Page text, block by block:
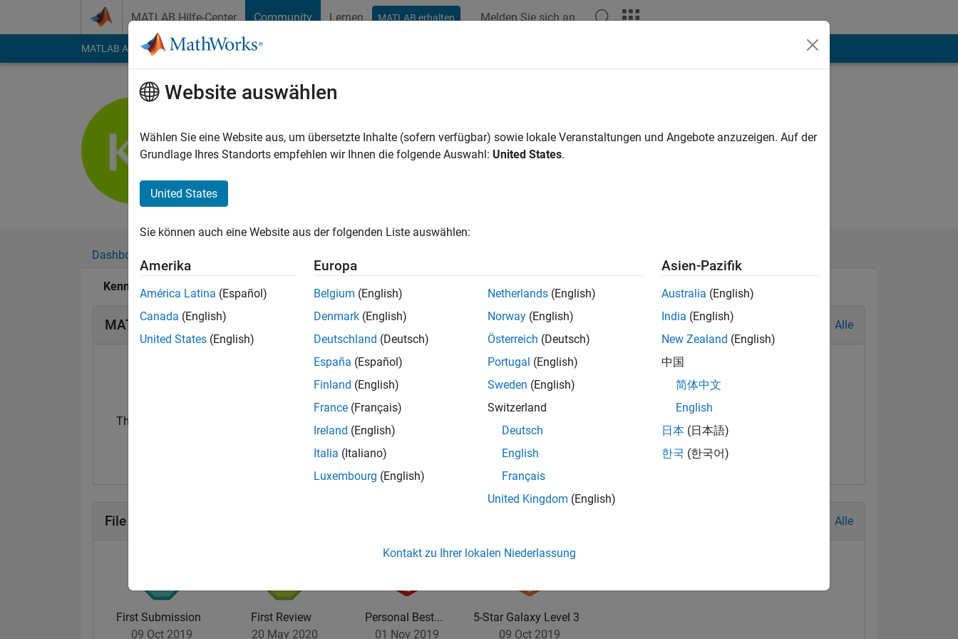
MATLAB Hilfe-Center Community Lernen MATLAB erhalten Melden Sie sich an
MATLAB Answers File Exchange Cody
Last seen: 4 Monate vor|Aktiv seit 2011
Followers:2 Following:0
Dashboard
Kenneth Johnson's Abzeichen
MATLAB Answers Abzeichen Alle
Thankful Level 1
15 Feb 2022
File Exchange Abzeichen Alle
First Submission
09 Oct 2019
First Review
20 May 2020
Personal Best...
01 Nov 2019
5-Star Galaxy Level 3
09 Oct 2019
Website auswählen
Wählen Sie eine Website aus, um übersetzte Inhalte (sofern verfügbar) sowie lokale Veranstaltungen und Angebote anzuzeigen. Auf der
Grundlage Ihres Standorts empfehlen wir Ihnen die folgende Auswahl: United States.
United States
Sie können auch eine Website aus der folgenden Liste auswählen:
Amerika
América Latina (Español)
Canada (English)
United States (English)
Europa
Belgium (English)
Denmark (English)
Deutschland (Deutsch)
España (Español)
Finland (English)
France (Français)
Ireland (English)
Italia (Italiano)
Luxembourg (English)
Netherlands (English)
Norway (English)
Österreich (Deutsch)
Portugal (English)
Sweden (English)
Switzerland
Deutsch
English
Français
United Kingdom (English)
Asien-Pazifik
Australia (English)
India (English)
New Zealand (English)
中国
简体中文
English
日本 (日本語)
한국 (한국어)
Kontakt zu Ihrer lokalen Niederlassung